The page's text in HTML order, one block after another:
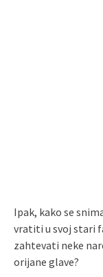
Ipak, kako se
vratiti u svoj stari
zahtevati neke
orijane glave?